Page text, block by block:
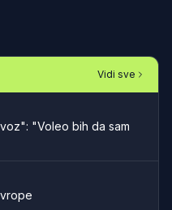
Vidi sve
"Voleo bih da sam